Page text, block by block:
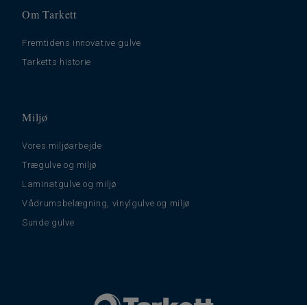
Om Tarkett
Fremtidens innovative gulve
Tarketts historie
Miljø
Vores miljøarbejde
Trægulve og miljø
Laminatgulve og miljø
Vådrumsbelægning, vinylgulve og miljø
Sunde gulve